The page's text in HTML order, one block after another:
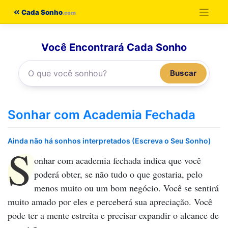
Cada Sonho
Você Encontrará Cada Sonho
Buscar
Sonhar com Academia Fechada
Ainda não há sonhos interpretados (Escreva o Seu Sonho)
S onhar com academia fechada indica que você
poderá obter, se não tudo o que gostaria, pelo
menos muito ou um bom negócio. Você se sentirá
muito amado por eles e perceberá sua apreciação. Você
pode ter a mente estreita e precisar expandir o alcance de